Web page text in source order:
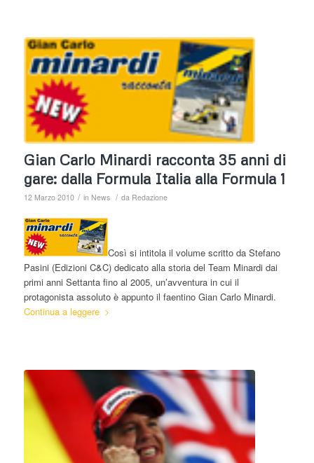
Gian Carlo Minardi racconta 35 anni di
gare: dalla Formula Italia alla Formula 1
12 Marzo 2010 / in News / da Redazione
Così si intitola il volume scritto da Stefano
Pasini (Edizioni C&C) dedicato alla storia del Team Minardi dai
primi anni Settanta fino al 2005, un’avventura in cui il
protagonista assoluto è appunto il faentino Gian Carlo Minardi.
Continua a leggere